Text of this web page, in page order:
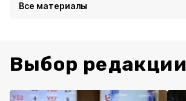
Все материалы
Выбор редакции